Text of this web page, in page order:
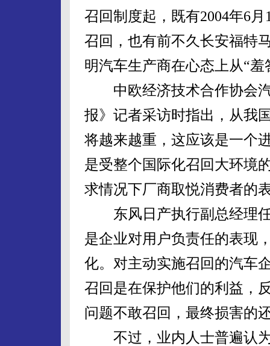
召回制度起，既有2004年6
召回，也有前不久长安福特
明汽车生产商在心态上从“
中欧经济技术合作协会汽
报》记者采访时指出，从我
将越来越重，这应该是一个
是受整个国际化召回大环境
求情况下厂商取悦消费者的
东风日产执行副总经理任
是企业对用户负责任的表现
化。对主动实施召回的汽车
召回是在保护他们的利益，
问题不敢召回，最终损害的
不过，业内人士普遍认为